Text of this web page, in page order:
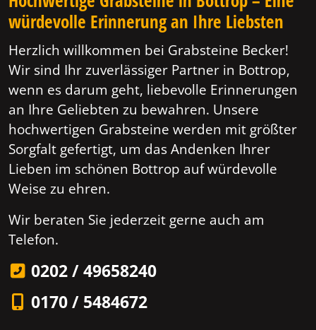
würdevolle Erinnerung an Ihre Liebsten
Herzlich willkommen bei Grabsteine Becker!
Wir sind Ihr zuverlässiger Partner in Bottrop,
wenn es darum geht, liebevolle Erinnerungen
an Ihre Geliebten zu bewahren. Unsere
hochwertigen Grabsteine werden mit größter
Sorgfalt gefertigt, um das Andenken Ihrer
Lieben im schönen Bottrop auf würdevolle
Weise zu ehren.
Wir beraten Sie jederzeit gerne auch am
Telefon.
0202 / 49658240
0170 / 5484672